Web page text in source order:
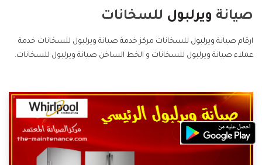
صيانة ويرلبول للسخانات
ارقام صيانة ويرلبول للسخانات مركز خدمة صيانة ويرلبول للسخانات خدمة
عملاء صيانة ويرلبول للسخانات و الخط الساخن صيانة ويرلبول للسخانات.